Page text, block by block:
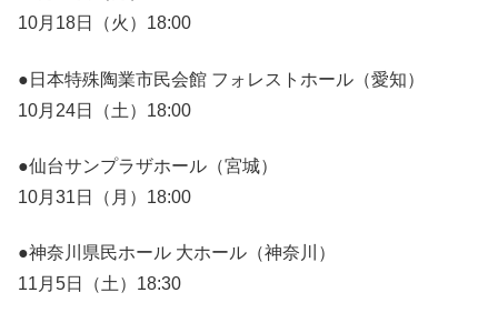
10月18日（火）18:00
●日本特殊陶業市民会館 フォレストホール（愛知）
10月24日（土）18:00
●仙台サンプラザホール（宮城）
10月31日（月）18:00
●神奈川県民ホール 大ホール（神奈川）
11月5日（土）18:30